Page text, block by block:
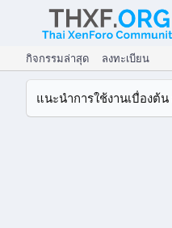
กิจกรรมล่าสุด ลงทะเบียน
แนะนำการใช้งานเบื่องต้น